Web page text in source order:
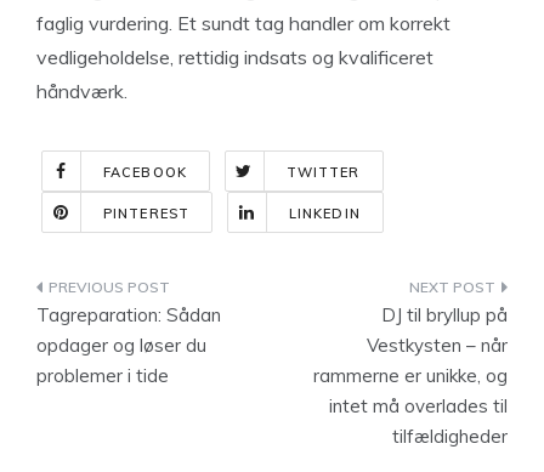
faglig vurdering. Et sundt tag handler om korrekt
vedligeholdelse, rettidig indsats og kvalificeret
håndværk.
FACEBOOK TWITTER
PINTEREST LINKEDIN
Indlægsnavigation
Tagreparation: Sådan
opdager og løser du
problemer i tide
DJ til bryllup på
Vestkysten – når
rammerne er unikke, og
intet må overlades til
tilfældigheder